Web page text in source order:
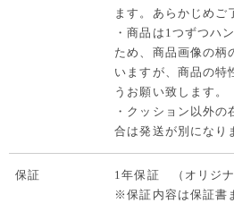
ます。あらかじめご
・商品は1つずつハ
ため、商品画像の柄
いますが、商品の特
うお願い致します。
・クッション以外
合は発送が別になり
保証
1年保証 （オリジナ
※保証内容は保証書